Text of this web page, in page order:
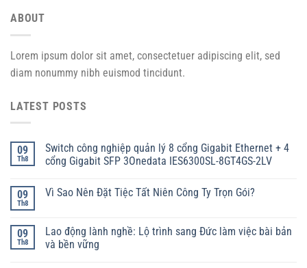
ABOUT
Lorem ipsum dolor sit amet, consectetuer adipiscing elit, sed
diam nonummy nibh euismod tincidunt.
LATEST POSTS
09
Th8
Switch công nghiệp quản lý 8 cổng Gigabit Ethernet + 4
cổng Gigabit SFP 3Onedata IES6300SL-8GT4GS-2LV
09
Th8
Vì Sao Nên Đặt Tiệc Tất Niên Công Ty Trọn Gói?
09
Th8
Lao động lành nghề: Lộ trình sang Đức làm việc bài bản
và bền vững